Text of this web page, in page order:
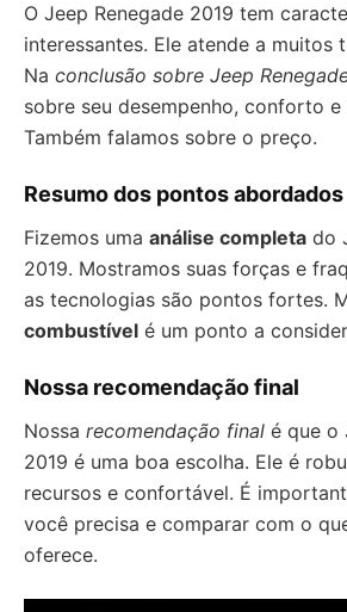
O Jeep Renegade 2019 tem
interessantes. Ele atende a muitos
Na conclusão sobre Jeep
sobre seu desempenho, conforto
Também falamos sobre o preço.
Resumo dos pontos abordados
Fizemos uma análise completa do
2019. Mostramos suas forças e
as tecnologias são pontos fortes.
combustível é um ponto a
Nossa recomendação final
Nossa recomendação final é que o
2019 é uma boa escolha. Ele é
recursos e confortável. É
você precisa e comparar com o
oferece.